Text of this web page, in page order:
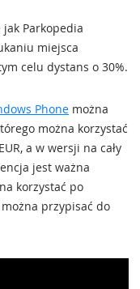
Parkopedia
miejsca
celu dystans o 30%.
Phone można
można korzystać
a w wersji na cały
jest ważna
korzystać po
przypisać do